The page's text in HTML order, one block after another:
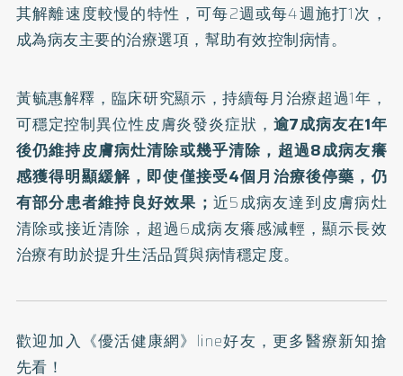
其解離速度較慢的特性，可每2週或每4週施打1次，
成為病友主要的治療選項，幫助有效控制病情。
黃毓惠解釋，臨床研究顯示，持續每月治療超過1年，
可穩定控制異位性皮膚炎發炎症狀， 逾7成病友在1年
後仍維持皮膚病灶清除或幾乎清除，超過8成病友癢
感獲得明顯緩解，即使僅接受4個月治療後停藥，仍
有部分患者維持良好效果； 近5成病友達到皮膚病灶
清除或接近清除，超過6成病友癢感減輕，顯示長效
治療有助於提升生活品質與病情穩定度。
歡迎加入 《優活健康網》line好友 ，更多醫療新知搶
先看！